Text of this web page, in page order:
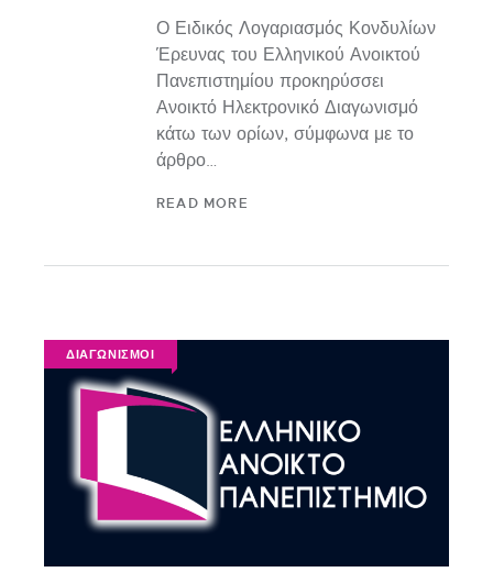
Ο Ειδικός Λογαριασμός Κονδυλίων
Έρευνας του Ελληνικού Ανοικτού
Πανεπιστημίου προκηρύσσει
Ανοικτό Ηλεκτρονικό Διαγωνισμό
κάτω των ορίων, σύμφωνα με το
άρθρο…
READ MORE
ΔΙΑΓΩΝΙΣΜΟΙ